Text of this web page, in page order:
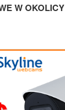
W OKOLICY